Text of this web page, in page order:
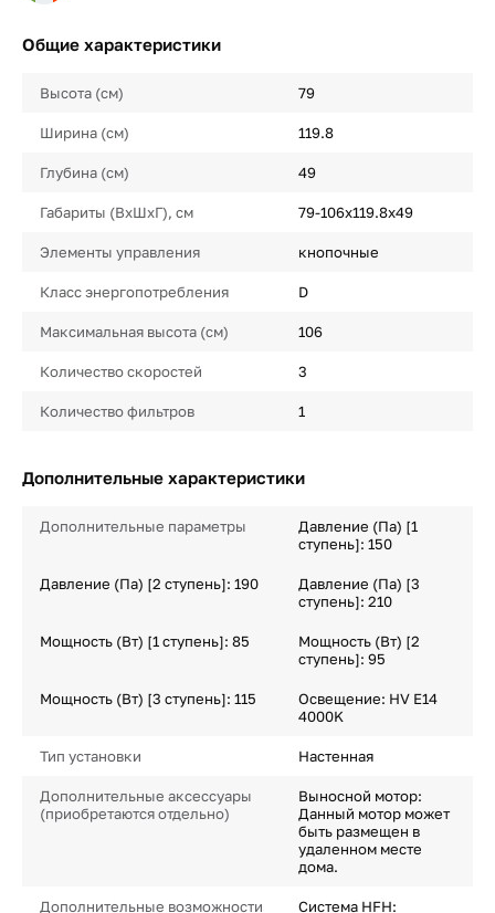
Общие характеристики
Высота (см) 79
Ширина (см) 119.8
Глубина (см) 49
Габариты (ВхШхГ), см 79-106х119.8х49
Элементы управления кнопочные
Класс энергопотребления D
Максимальная высота (см) 106
Количество скоростей 3
Количество фильтров 1
Дополнительные характеристики
Дополнительные параметры
Давление (Па) [1
ступень]: 150
Давление (Па) [2 ступень]: 190
Давление (Па) [3
ступень]: 210
Мощность (Вт) [1 ступень]: 85
Мощность (Вт) [2
ступень]: 95
Мощность (Вт) [3 ступень]: 115
Освещение: HV E14
4000K
Тип установки Настенная
Дополнительные аксессуары
(приобретаются отдельно)
Выносной мотор:
Данный мотор может
быть размещен в
удаленном месте
дома.
Дополнительные возможности Система HFH: